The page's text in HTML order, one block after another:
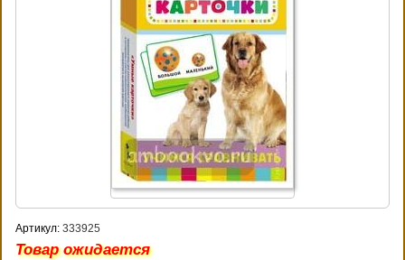
Артикул: 333925
Товар ожидается